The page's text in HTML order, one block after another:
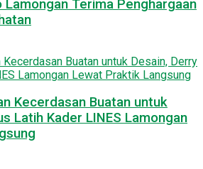
Lamongan Terima Penghargaan
Kecerdasan Buatan untuk
Latih Kader LINES Lamongan